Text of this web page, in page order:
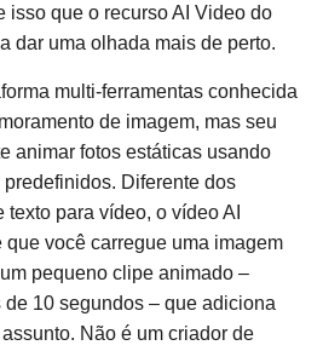
isso que o recurso AI Video do
dar uma olhada mais de perto.
multi-ferramentas conhecida
de imagem, mas seu
animar fotos estáticas usando
Diferente dos
para vídeo, o vídeo AI
você carregue uma imagem
pequeno clipe animado –
10 segundos – que adiciona
Não é um criador de